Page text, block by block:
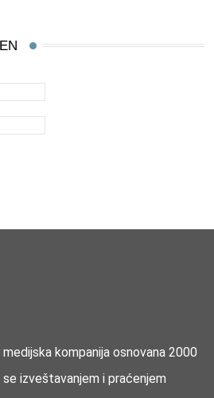
kompanija osnovana 2000
se izveštavanjem i praćenjem